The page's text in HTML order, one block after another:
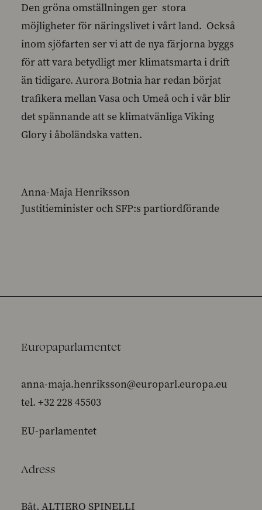
Den gröna omställningen ger stora
möjligheter för näringslivet i vårt land. Också
inom sjöfarten ser vi att de nya färjorna byggs
för att vara betydligt mer klimatsmarta i drift
än tidigare. Aurora Botnia har redan börjat
trafikera mellan Vasa och Umeå och i vår blir
det spännande att se klimatvänliga Viking
Glory i åboländska vatten.
Anna-Maja Henriksson
Justitieminister och SFP:s partiordförande
Europaparlamentet
anna-maja.henriksson@europarl.europa.eu
tel. +32 228 45503
EU-parlamentet
Adress
Bât. ALTIERO SPINELLI